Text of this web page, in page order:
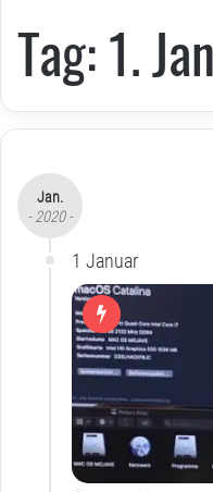
Tag:1.
Jan.
- 2020 -
1 Januar